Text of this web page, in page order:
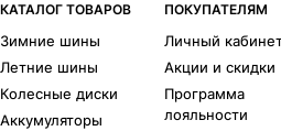
КАТАЛОГ ТОВАРОВ
Зимние шины
Летние шины
Колесные диски
Аккумуляторы
ПОКУПАТЕЛЯМ
Личный
Акции и скидки
Программа
лояльности